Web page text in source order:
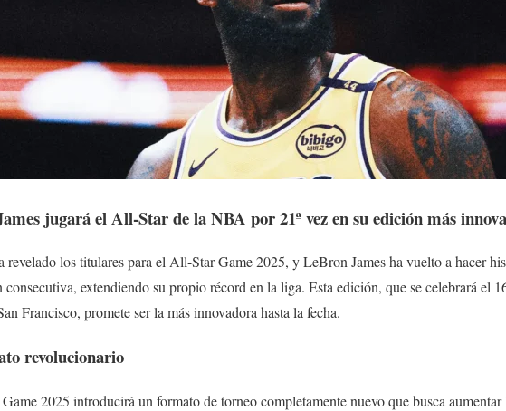
jugará el All-Star de la NBA por 21ª vez en su edición más
los titulares para el All-Star Game 2025, y LeBron James ha vuelto a hacer
consecutiva, extendiendo su propio récord en la liga. Esta edición, que se celebrará el
Francisco, promete ser la más innovadora hasta la fecha.
revolucionario
2025 introducirá un formato de torneo completamente nuevo que busca